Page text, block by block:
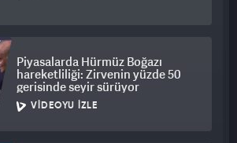
Piyasalarda Hürmüz Boğazı
hareketliliği: Zirvenin yüzde 50
gerisinde seyir sürüyor
VIDEOYU İZLE